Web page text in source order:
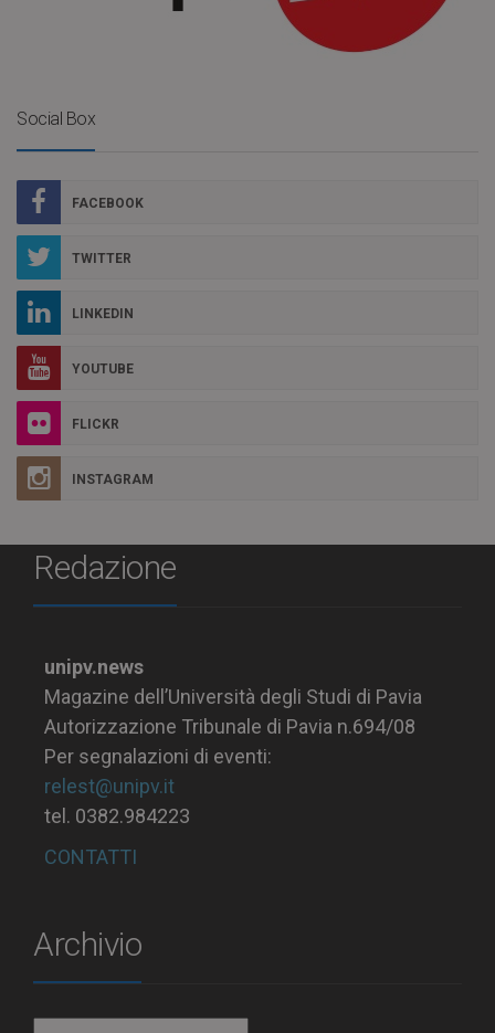
Social Box
FACEBOOK
TWITTER
LINKEDIN
YOUTUBE
FLICKR
INSTAGRAM
Redazione
unipv.news
Magazine dell’Università degli Studi di Pavia
Autorizzazione Tribunale di Pavia n.694/08
Per segnalazioni di eventi:
relest@unipv.it
tel. 0382.984223
CONTATTI
Archivio